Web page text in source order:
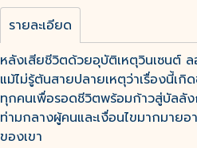
รายละเอียด
หลังเสียชีวิตด้วยอุบัติเหตุวินเซนต์
แม้ไม่รู้ต้นสายปลายเหตุว่าเรื่องนี้เกิ
ทุกคนเพื่อรอดชีวิตพร้อมก้าวสู่บัลลั
ท่ามกลางผู้คนและเงื่อนไขมากมา
ของเขา